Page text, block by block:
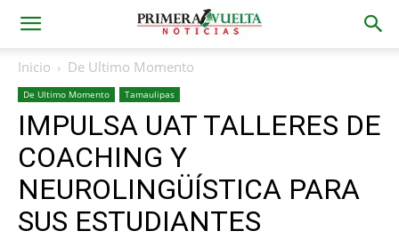
Inicio De Ultimo Momento
De Ultimo Momento Tamaulipas
IMPULSA UAT TALLERES DE
COACHING Y
NEUROLINGÜÍSTICA PARA
SUS ESTUDIANTES